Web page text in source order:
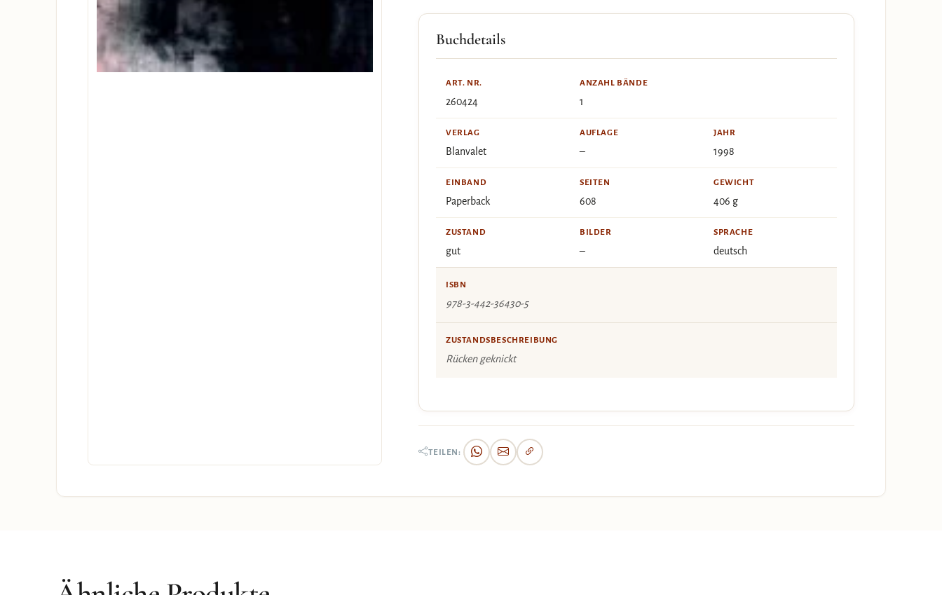
Buchdetails
ART. NR.
260424
ANZAHL BÄNDE
1
VERLAG
Blanvalet
AUFLAGE
–
JAHR
1998
EINBAND
Paperback
SEITEN
608
GEWICHT
406 g
ZUSTAND
gut
BILDER
–
SPRACHE
deutsch
ISBN
978-3-442-36430-5
ZUSTANDSBESCHREIBUNG
Rücken geknickt
TEILEN: